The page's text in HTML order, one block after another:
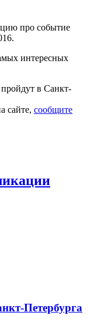
про событие
интересных
в Санкт-
сайте, сообщите
Петербурга